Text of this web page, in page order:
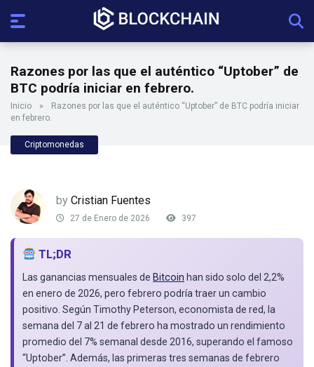
Razones por las que el auténtico “Uptober” de
BTC podría iniciar en febrero.
Inicio »
Razones por las que el auténtico “Uptober” de BTC podría iniciar
en febrero.
Criptomonedas
by Cristian Fuentes
27 de Enero de 2026 397
TL;DR
Las ganancias mensuales de Bitcoin han sido solo del 2,2%
en enero de 2026, pero febrero podría traer un cambio
positivo. Según Timothy Peterson, economista de red, la
semana del 7 al 21 de febrero ha mostrado un rendimiento
promedio del 7% semanal desde 2016, superando el famoso
“Uptober”. Además, las primeras tres semanas de febrero